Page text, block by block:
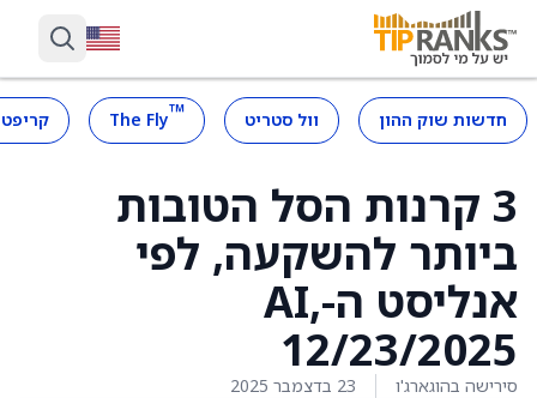
חדשות שוק ההון וול סטריט ™
The Fly
3 קרנות הסל הטובות
ביותר להשקעה, לפי
אנליסט ה-AI,
12/23/2025
סירישה בהוגארג'ו 23 בדצמבר 2025